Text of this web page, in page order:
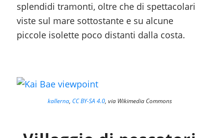
splendidi tramonti, oltre che di spettacolari
viste sul mare sottostante e su alcune
piccole isolette poco distanti dalla costa.
kallerna,CC BY-SA 4.0, via Wikimedia Commons